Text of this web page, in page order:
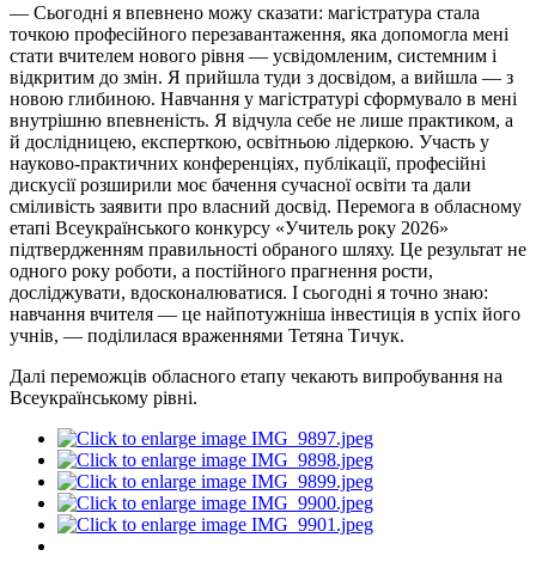
— Сьогодні я впевнено можу сказати: магістратура стала
точкою професійного перезавантаження, яка допомогла мені
стати вчителем нового рівня — усвідомленим, системним і
відкритим до змін. Я прийшла туди з досвідом, а вийшла — з
новою глибиною. Навчання у магістратурі сформувало в мені
внутрішню впевненість. Я відчула себе не лише практиком, а
й дослідницею, експерткою, освітньою лідеркою. Участь у
науково-практичних конференціях, публікації, професійні
дискусії розширили моє бачення сучасної освіти та дали
сміливість заявити про власний досвід. Перемога в обласному
етапі Всеукраїнського конкурсу «Учитель року 2026»
підтвердженням правильності обраного шляху. Це результат не
одного року роботи, а постійного прагнення рости,
досліджувати, вдосконалюватися. І сьогодні я точно знаю:
навчання вчителя — це найпотужніша інвестиція в успіх його
учнів, — поділилася враженнями Тетяна Тичук.
Далі переможців обласного етапу чекають випробування на
Всеукраїнському рівні.